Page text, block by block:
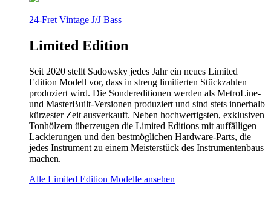
24-Fret Vintage J/J Bass
Limited Edition
Seit 2020 stellt Sadowsky jedes Jahr ein neues Limited
Edition Modell vor, dass in streng limitierten Stückzahlen
produziert wird. Die Sondereditionen werden als MetroLine-
und MasterBuilt-Versionen produziert und sind stets innerhalb
kürzester Zeit ausverkauft. Neben hochwertigsten, exklusiven
Tonhölzern überzeugen die Limited Editions mit auffälligen
Lackierungen und den bestmöglichen Hardware-Parts, die
jedes Instrument zu einem Meisterstück des Instrumentenbaus
machen.
Alle Limited Edition Modelle ansehen